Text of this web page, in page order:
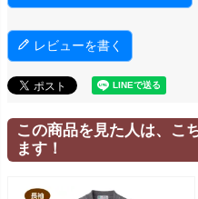
レビューを書く
この商品を見た人は、こ
ます！